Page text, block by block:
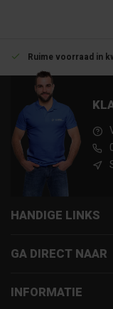
Ruime voorraad in
HANDIGE LINKS
GA DIRECT NAAR
INFORMATIE